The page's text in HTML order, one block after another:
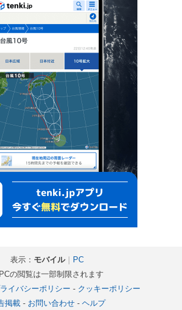
表示： モバイル｜ PC
の閲覧は一部制限されます
イバシーポリシー - クッキーポリシー
掲載- お問い合わせ- ヘルプ